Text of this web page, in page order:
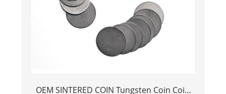
OEM SINTERED COIN Tungsten Coin Coin